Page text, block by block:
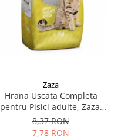
Zaza
Hrana Uscata Completa
pentru Pisici adulte, Zaza,
Pui, 1 kg
8,37 RON
7,78 RON